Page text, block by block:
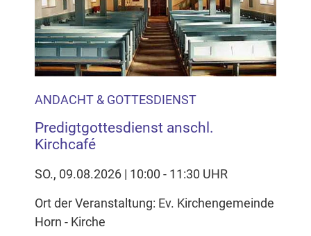
ANDACHT & GOTTESDIENST
Predigtgottesdienst anschl.
Kirchcafé
SO., 09.08.2026 | 10:00 - 11:30 UHR
Ort der Veranstaltung: Ev. Kirchengemeinde
Horn - Kirche